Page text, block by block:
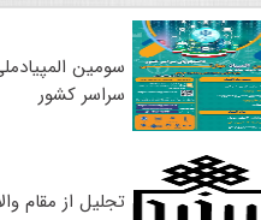
سومین
سراسر کشور
تجلیل از مقام